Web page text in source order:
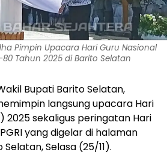
Pimpin Upacara Hari Guru Nasional
80 Tahun 2025 di Barito Selatan‎
Bupati Barito Selatan,
langsung upacara Hari
2025 sekaligus peringatan Hari
yang digelar di halaman
Selasa (25/11).